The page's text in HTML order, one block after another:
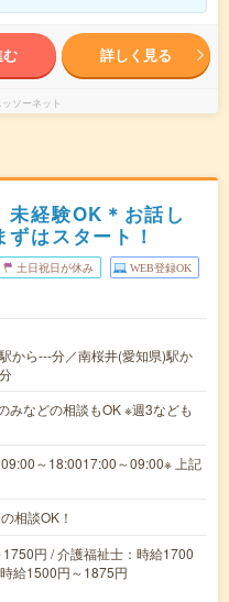
む 詳しく見る
ソーネット
未経験OK＊お話し
はスタート！
土日祝日が休み WEB登録OK
から---分／南桜井(愛知県)駅か
みなどの相談もOK ※週3なども
～18:0017:00～09:00※ 上記
相談OK！
円 / 介護福祉士：時給1700
給1500円～1875円